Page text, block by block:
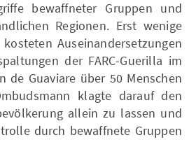
bewaffneter Gruppen und
Regionen. Erst wenige
Auseinandersetzungen
der FARC-Guerilla im
de Guaviare über 50 Menschen
klagte darauf den
allein zu lassen und
durch bewaffnete Gruppen